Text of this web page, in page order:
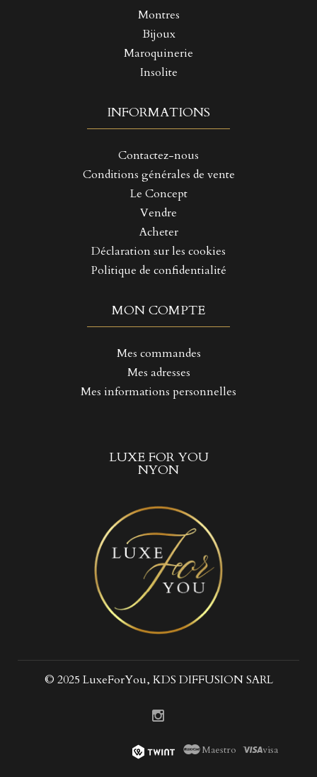
Montres
Bijoux
Maroquinerie
Insolite
INFORMATIONS
Contactez-nous
Conditions générales de vente
Le Concept
Vendre
Acheter
Déclaration sur les cookies
Politique de confidentialité
MON COMPTE
Mes commandes
Mes adresses
Mes informations personnelles
LUXE FOR YOU
NYON
© 2025 LuxeForYou, KDS DIFFUSION SARL
Maestro visa